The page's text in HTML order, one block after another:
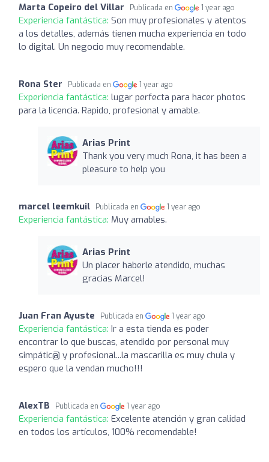
Marta Copeiro del Villar Publicada en 1 year ago
Experiencia fantástica: Son muy profesionales y atentos
a los detalles, además tienen mucha experiencia en todo
lo digital. Un negocio muy recomendable.
Rona Ster Publicada en 1 year ago
Experiencia fantástica: lugar perfecta para hacer photos
para la licencia. Rapido, profesional y amable.
Arias Print
Thank you very much Rona, it has been a
pleasure to help you
marcel leemkuil Publicada en 1 year ago
Experiencia fantástica: Muy amables.
Arias Print
Un placer haberle atendido, muchas
gracias Marcel!
Juan Fran Ayuste Publicada en 1 year ago
Experiencia fantástica: Ir a esta tienda es poder
encontrar lo que buscas, atendido por personal muy
simpátic@ y profesional...la mascarilla es muy chula y
espero que la vendan mucho!!!
AlexTB Publicada en 1 year ago
Experiencia fantástica: Excelente atención y gran calidad
en todos los artículos, 100% recomendable!